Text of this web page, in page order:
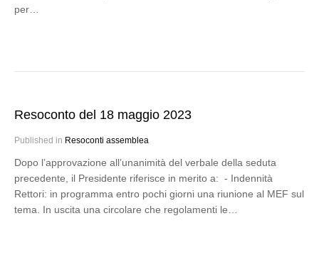
per…
Resoconto del 18 maggio 2023
Published in Resoconti assemblea
Dopo l’approvazione all’unanimità del verbale della seduta
precedente, il Presidente riferisce in merito a: - Indennità
Rettori: in programma entro pochi giorni una riunione al MEF sul
tema. In uscita una circolare che regolamenti le…